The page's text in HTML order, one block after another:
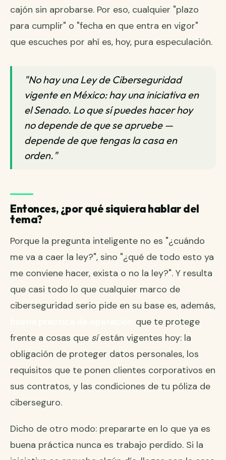
cajón sin aprobarse. Por eso, cualquier "plazo
para cumplir" o "fecha en que entra en vigor"
que escuches por ahí es, hoy, pura especulación.
"No hay una Ley de Ciberseguridad
vigente en México: hay una iniciativa en
el Senado. Lo que sí puedes hacer hoy
no depende de que se apruebe —
depende de que tengas la casa en
orden."
Entonces, ¿por qué siquiera hablar del
tema?
Porque la pregunta inteligente no es "¿cuándo
me va a caer la ley?", sino "¿qué de todo esto ya
me conviene hacer, exista o no la ley?". Y resulta
que casi todo lo que cualquier marco de
ciberseguridad serio pide en su base es, además,
que te protege
frente a cosas que síestán vigentes hoy: la
obligación de proteger datos personales, los
requisitos que te ponen clientes corporativos en
sus contratos, y las condiciones de tu póliza de
ciberseguro.
Dicho de otro modo: prepararte en lo que ya es
buena práctica nunca es trabajo perdido. Si la